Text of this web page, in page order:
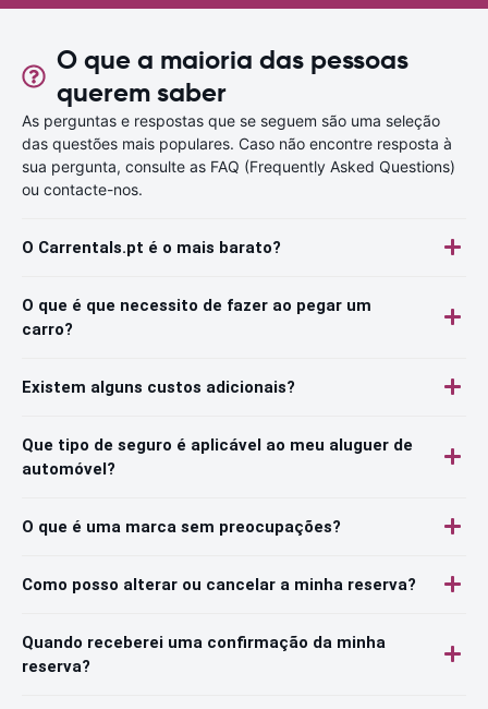
O que a maioria das pessoas
querem saber
As perguntas e respostas que se seguem são uma seleção
das questões mais populares. Caso não encontre resposta à
sua pergunta, consulte as FAQ (Frequently Asked Questions)
ou contacte-nos.
O Carrentals.pt é o mais barato?
O que é que necessito de fazer ao pegar um
carro?
Existem alguns custos adicionais?
Que tipo de seguro é aplicável ao meu aluguer de
automóvel?
O que é uma marca sem preocupações?
Como posso alterar ou cancelar a minha reserva?
Quando receberei uma confirmação da minha
reserva?